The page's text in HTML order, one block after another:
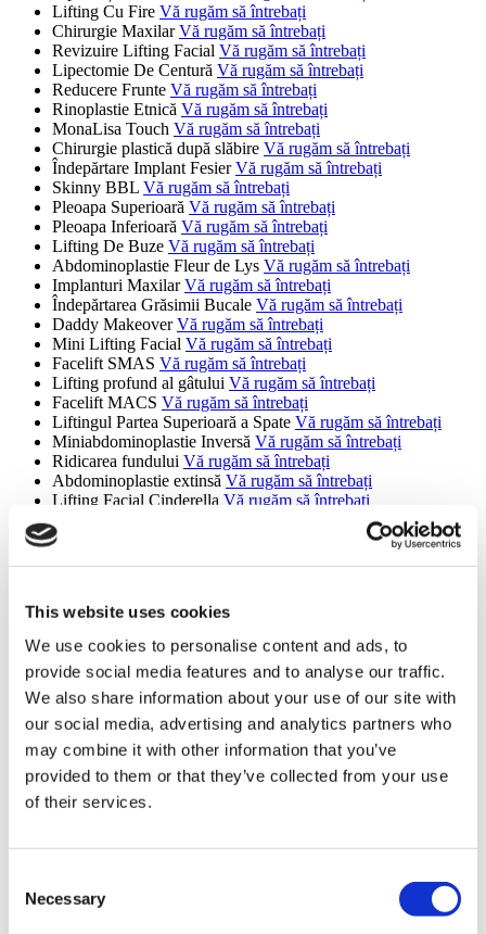
This website uses cookies
We use cookies to personalise content and ads, to
provide social media features and to analyse our traffic.
We also share information about your use of our site with
our social media, advertising and analytics partners who
may combine it with other information that you’ve
provided to them or that they’ve collected from your use
of their services.
Selection
Necessary
Lifting Cu Fire Vă rugăm să întrebați
Chirurgie Maxilar Vă rugăm să întrebați
Revizuire Lifting Facial Vă rugăm să întrebați
Lipectomie De Centură Vă rugăm să întrebați
Reducere Frunte Vă rugăm să întrebați
Rinoplastie Etnică Vă rugăm să întrebați
MonaLisa Touch Vă rugăm să întrebați
Chirurgie plastică după slăbire Vă rugăm să întrebați
Îndepărtare Implant Fesier Vă rugăm să întrebați
Skinny BBL Vă rugăm să întrebați
Pleoapa Superioară Vă rugăm să întrebați
Pleoapa Inferioară Vă rugăm să întrebați
Lifting De Buze Vă rugăm să întrebați
Abdominoplastie Fleur de Lys Vă rugăm să întrebați
Implanturi Maxilar Vă rugăm să întrebați
Îndepărtarea Grăsimii Bucale Vă rugăm să întrebați
Daddy Makeover Vă rugăm să întrebați
Mini Lifting Facial Vă rugăm să întrebați
Facelift SMAS Vă rugăm să întrebați
Lifting profund al gâtului Vă rugăm să întrebați
Facelift MACS Vă rugăm să întrebați
Liftingul Partea Superioară a Spate Vă rugăm să întrebați
Miniabdominoplastie Inversă Vă rugăm să întrebați
Ridicarea fundului Vă rugăm să întrebați
Abdominoplastie extinsă Vă rugăm să întrebați
Lifting Facial Cinderella Vă rugăm să întrebați
Reducerea areolei
Male Body Sculpting Surgery
Dermolipectomie
Vă rugăm să întrebați
Tracheal Shave de la 1.100 €
Transplant de păr (9 proceduri)
Transplant De Păr Vă rugăm să întrebați
Transplant de sprâncene Vă rugăm să întrebați
Implant De Barbă Vă rugăm să întrebați
Vă rugăm să întrebați
Implant de Păr FUE
PRP Vă rugăm să întrebați
Vă rugăm să întrebați